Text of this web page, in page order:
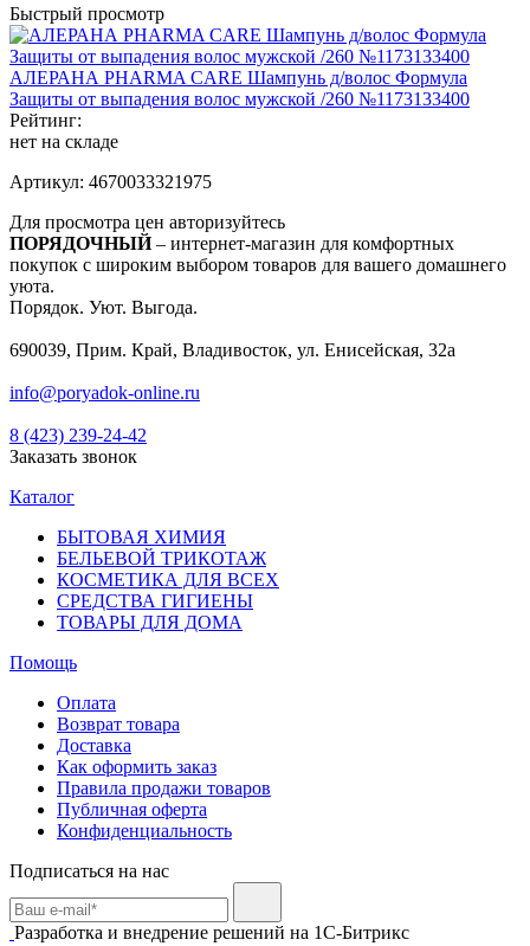
Быстрый просмотр
АЛЕРАНА PHARMA CARE Шампунь д/волос Формула
Защиты от выпадения волос мужской /260 №1173133400
Рейтинг:
нет на складе
Артикул: 4670033321975
Для просмотра цен авторизуйтесь
ПОРЯДОЧНЫЙ– интернет-магазин для комфортных
покупок с широким выбором товаров для вашего домашнего
уюта.
Порядок. Уют. Выгода.
690039, Прим. Край, Владивосток, ул. Енисейская, 32а
info@poryadok-online.ru
8 (423) 239-24-42
Заказать звонок
Каталог
БЫТОВАЯ ХИМИЯ
БЕЛЬЕВОЙ ТРИКОТАЖ
КОСМЕТИКА ДЛЯ ВСЕХ
СРЕДСТВА ГИГИЕНЫ
ТОВАРЫ ДЛЯ ДОМА
Помощь
Оплата
Возврат товара
Доставка
Как оформить заказ
Правила продажи товаров
Публичная оферта
Конфиденциальность
Подписаться на нас
Разработка и внедрение решений на 1С-Битрикс